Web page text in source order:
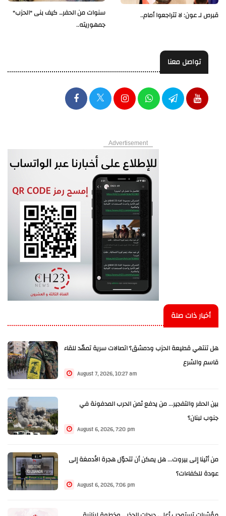
سنوات من الحفر… كيف بنى "الحزب"
جمهوريته..
قبرص لـ عون: لا تتراجعوا أمام..
تواصل معنا
Advertisement
أخبار ذات صلة
هل تنتهي قطيعة الحزب ودمشق؟ اتصالات سرية تمهّد للقاء
قاسم والشرع
August 7, 2026, 10:27 am
بين الحفر والتفجير... من يدفع ثمن الحرب المدفونة في
جنوب لبنان؟
August 6, 2026, 7:20 pm
من أثينا إلى بيروت... هل يمكن أن تتحوّل هجرة الأدمغة إلى
عودة للكفاءات؟
August 6, 2026, 7:06 pm